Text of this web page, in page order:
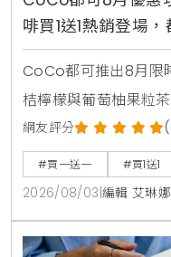
啡買1送1熱銷登場
CoCo都可推出8月限
桔檸檬與葡萄柚果粒
上架粉角檸檬冬瓜，每
週三好友日更祭出百香
網友評分
#買一送一 #買1送1
2026/08/03 編輯 艾琳